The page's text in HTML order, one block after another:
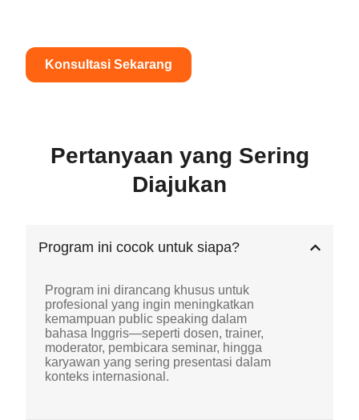
Konsultasi Sekarang
Pertanyaan yang Sering
Diajukan
Program ini cocok untuk siapa?
Program ini dirancang khusus untuk
profesional yang ingin meningkatkan
kemampuan public speaking dalam
bahasa Inggris—seperti dosen, trainer,
moderator, pembicara seminar, hingga
karyawan yang sering presentasi dalam
konteks internasional.